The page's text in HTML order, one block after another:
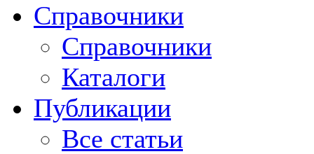
Справочники
Справочники
Каталоги
Публикации
Все статьи